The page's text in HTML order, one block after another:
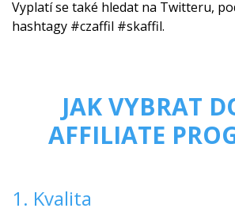
Vyplatí se také hledat na Twitteru,
hashtagy #czaffil #skaffil.
JAK VYBRAT
AFFILIATE
1. Kvalita